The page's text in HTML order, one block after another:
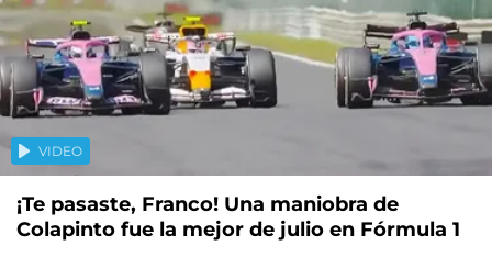
VIDEO
¡Te pasaste, Franco! Una maniobra de
Colapinto fue la mejor de julio en Fórmula 1